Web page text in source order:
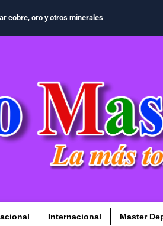
Midagri es el primer
Internacional Master